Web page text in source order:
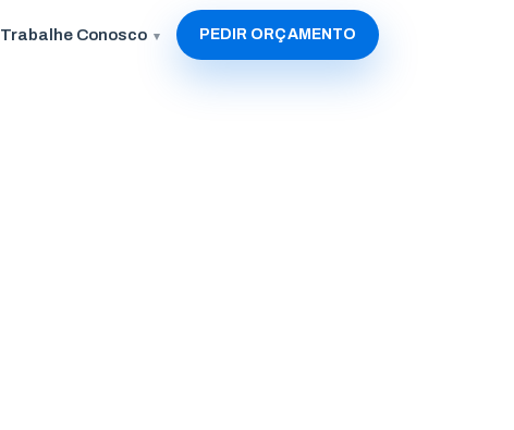
Trabalhe Conosco PEDIR ORÇAMENTO